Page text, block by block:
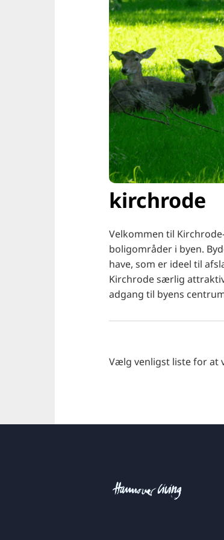
kirchrode
Velkommen til
boligområder i byen.
have, som er ideel til
Kirchrode særlig
adgang til byens
Vælg venligst liste for at